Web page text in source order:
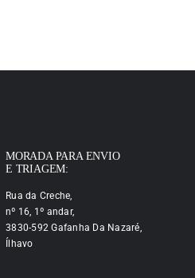
MORADA PARA ENVIO
E TRIAGEM:
Rua da Creche,
nº 16, 1º andar,
3830-592 Gafanha Da Nazaré,
Ílhavo